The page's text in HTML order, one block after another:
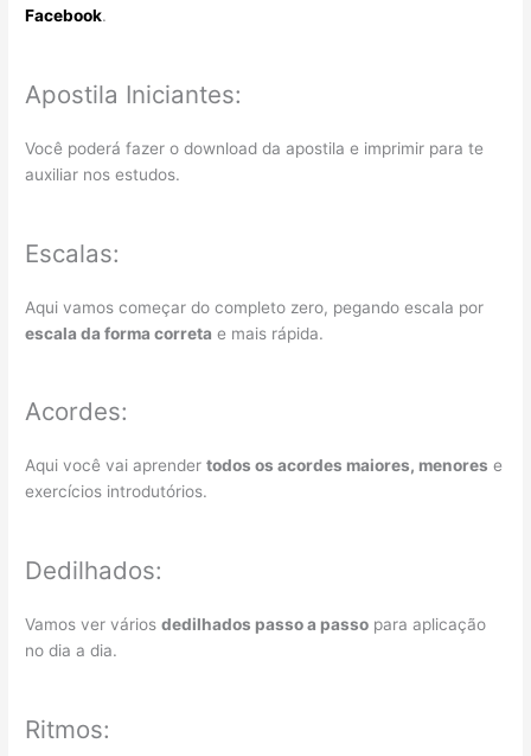
Facebook.
Apostila Iniciantes:
Você poderá fazer o download da apostila e imprimir para te
auxiliar nos estudos.
Escalas:
Aqui vamos começar do completo zero, pegando escala por
escala da forma correta e mais rápida.
Acordes:
Aqui você vai aprendertodos os acordes maiores, menores e
exercícios introdutórios.
Dedilhados:
Vamos ver váriosdedilhados passo a passo para aplicação
no dia a dia.
Ritmos: